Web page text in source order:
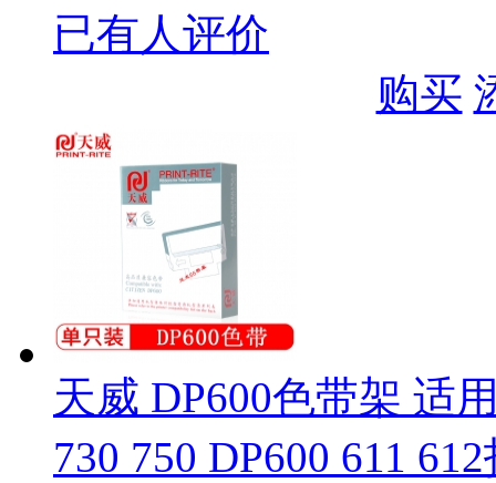
已有人评价
购买
天威 DP600色带架 适
730 750 DP600 611